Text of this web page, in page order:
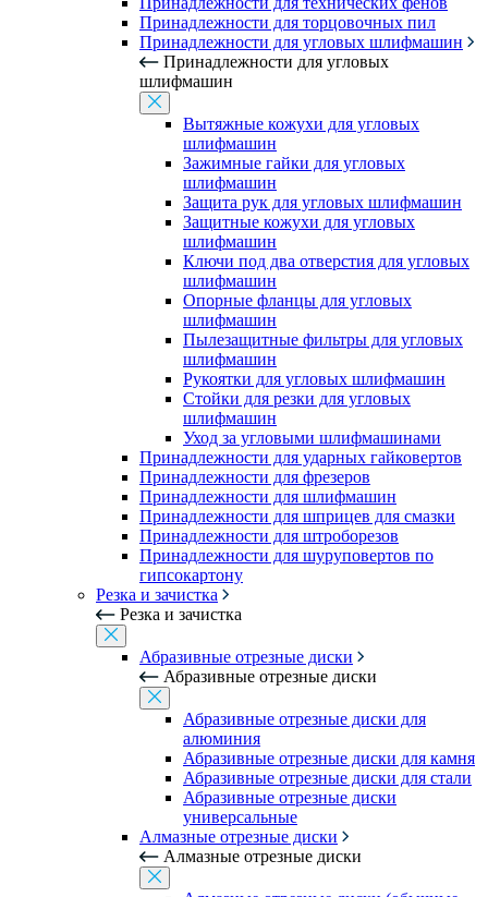
Принадлежности для торцовочных пил
Принадлежности для угловых шлифмашин
Принадлежности для угловых
шлифмашин
Вытяжные кожухи для угловых
шлифмашин
Зажимные гайки для угловых
шлифмашин
Защита рук для угловых шлифмашин
Защитные кожухи для угловых
шлифмашин
Ключи под два отверстия для угловых
шлифмашин
Опорные фланцы для угловых
шлифмашин
Пылезащитные фильтры для угловых
шлифмашин
Рукоятки для угловых шлифмашин
Стойки для резки для угловых
шлифмашин
Уход за угловыми шлифмашинами
Принадлежности для ударных гайковертов
Принадлежности для фрезеров
Принадлежности для шлифмашин
Принадлежности для шприцев для смазки
Принадлежности для штроборезов
Принадлежности для шуруповертов по
гипсокартону
Резка и зачистка
Резка и зачистка
Абразивные отрезные диски
Абразивные отрезные диски
Абразивные отрезные диски для
алюминия
Абразивные отрезные диски для камня
Абразивные отрезные диски для стали
Абразивные отрезные диски
универсальные
Алмазные отрезные диски
Алмазные отрезные диски